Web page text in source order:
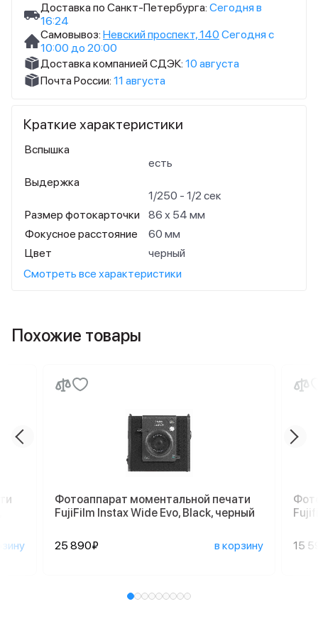
Доставка по Санкт-Петербурга: Сегодня в
16:24
Самовывоз: Невский проспект, 140 Сегодня с
10:00 до 20:00
Доставка компанией СДЭК: 10 августа
Почта России: 11 августа
Краткие характеристики
Вспышка
есть
Выдержка
1/250 - 1/2 сек
Размер фотокарточки
86 х 54 мм
Фокусное расстояние
60 мм
Цвет
черный
Смотреть все характеристики
Похожие товары
Фотоаппарат моментальной печати
FujiFilm Instax Wide Evo, Black, черный
25 890₽ в корзину 15